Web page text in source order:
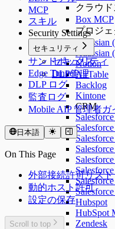
クラウ
Box MCP
プロジ
Atlassian
Atlassian
Notion
AirTable
Backlog
Kintone
CRM
Hubspot
HubSpot
Zendesk
MCP
スキル
Security Settings
セキュリティ
セキュリティ
DLP管理
サンドボックス
Edge Tunnel
DLP ログ
監査ログ
Mobile AIP 管理者ガ
日本語
On This Page
外部接続許可リスト
動的ホスト許可
設定の保存
Scroll to top